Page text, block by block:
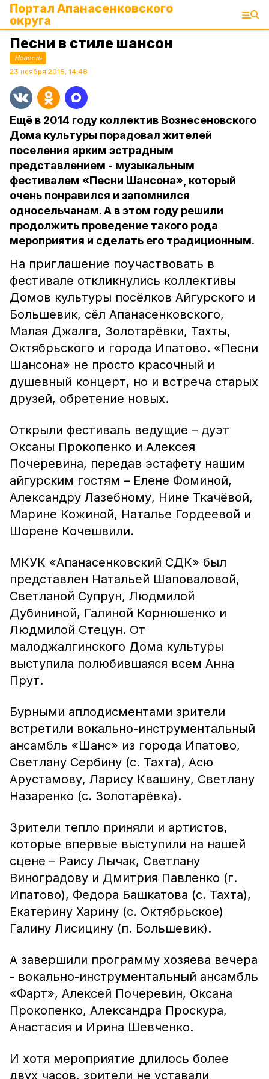
Портал Апанасенковского
округа
Песни в стиле шансон
Новость
23 ноября 2015, 14:48
Ещё в 2014 году коллектив Вознесеновского
Дома культуры порадовал жителей
поселения ярким эстрадным
представлением - музыкальным
фестивалем «Песни Шансона», который
очень понравился и запомнился
односельчанам. А в этом году решили
продолжить проведение такого рода
мероприятия и сделать его традиционным.
На приглашение поучаствовать в
фестивале откликнулись коллективы
Домов культуры посёлков Айгурского и
Большевик, сёл Апанасенковского,
Малая Джалга, Золотарёвки, Тахты,
Октябрьского и города Ипатово. «Песни
Шансона» не просто красочный и
душевный концерт, но и встреча старых
друзей, обретение новых.
Открыли фестиваль ведущие – дуэт
Оксаны Прокопенко и Алексея
Почеревина, передав эстафету нашим
айгурским гостям – Елене Фоминой,
Александру Лазебному, Нине Ткачёвой,
Марине Кожиной, Наталье Гордеевой и
Шорене Кочешвили.
МКУК «Апанасенковский СДК» был
представлен Натальей Шаповаловой,
Светланой Супрун, Людмилой
Дубининой, Галиной Корнюшенко и
Людмилой Стецун. От
малоджалгинского Дома культуры
выступила полюбившаяся всем Анна
Прут.
Бурными аплодисментами зрители
встретили вокально-инструментальный
ансамбль «Шанс» из города Ипатово,
Светлану Сербину (с. Тахта), Асю
Арустамову, Ларису Квашину, Светлану
Назаренко (с. Золотарёвка).
Зрители тепло приняли и артистов,
которые впервые выступили на нашей
сцене – Раису Лычак, Светлану
Виноградову и Дмитрия Павленко (г.
Ипатово), Федора Башкатова (с. Тахта),
Екатерину Харину (с. Октябрьское)
Галину Лисицину (п. Большевик).
А завершили программу хозяева вечера
- вокально-инструментальный ансамбль
«Фарт», Алексей Почеревин, Оксана
Прокопенко, Александра Проскура,
Анастасия и Ирина Шевченко.
И хотя мероприятие длилось более
двух часов, зрители не уставали